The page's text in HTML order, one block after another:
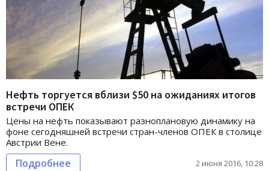
Нефть торгуется вблизи $50 на ожиданиях итогов
встречи ОПЕК
Цены на нефть показывают разноплановую динамику на
фоне сегодняшней встречи стран-членов ОПЕК в столице
Австрии Вене.
Подробнее 2 июня 2016, 10:28